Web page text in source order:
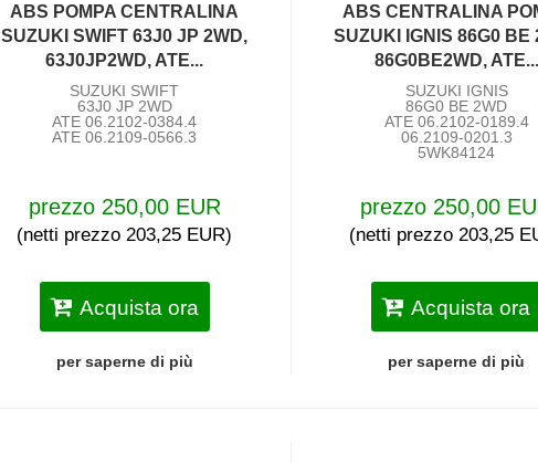
ABS POMPA CENTRALINA
SUZUKI SWIFT 63J0 JP 2WD,
63J0JP2WD, ATE...
SUZUKI SWIFT
63J0 JP 2WD
ATE 06.2102-0384.4
ATE 06.2109-0566.3
prezzo 250,00 EUR
(netti prezzo 203,25 EUR)
Acquista ora
per saperne di più
ABS CENTRALINA
SUZUKI IGNIS 86G0 BE
86G0BE2WD, ATE...
SUZUKI IGNIS
86G0 BE 2WD
ATE 06.2102-0189.4
06.2109-0201.3
5WK84124
prezzo 250,00
(netti prezzo 203,25
Acquista ora
per saperne di più